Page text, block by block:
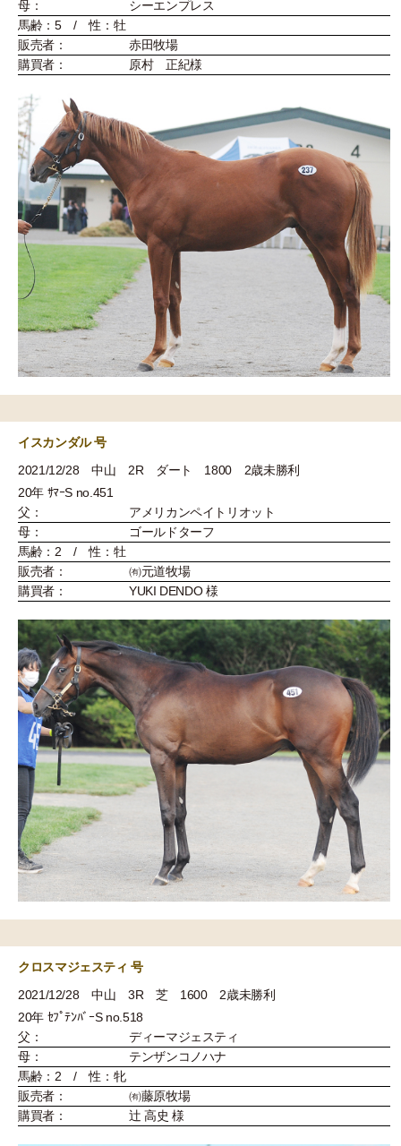
母：
シーエンプレス
馬齢：5 / 性：牡
販売者：
赤田牧場
購買者：
原村 正紀様
イスカンダル 号
2021/12/28 中山 2R ダート 1800 2歳未勝利
20年 ｻﾏｰS no.451
父：
アメリカンペイトリオット
母：
ゴールドターフ
馬齢：2 / 性：牡
販売者：
㈲元道牧場
購買者：
YUKI DENDO 様
クロスマジェスティ 号
2021/12/28 中山 3R 芝 1600 2歳未勝利
20年 ｾﾌﾟﾃﾝﾊﾞｰS no.518
父：
ディーマジェスティ
母：
テンザンコノハナ
馬齢：2 / 性：牝
販売者：
㈲藤原牧場
購買者：
辻 高史 様